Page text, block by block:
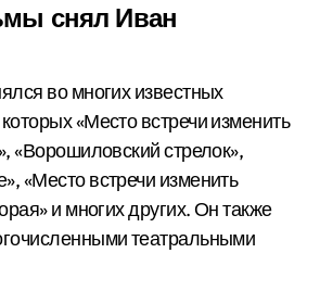
снял Иван
во многих известных
«Место встречи изменить
«Ворошиловский стрелок»,
«Место встречи изменить
и многих других. Он также
театральными